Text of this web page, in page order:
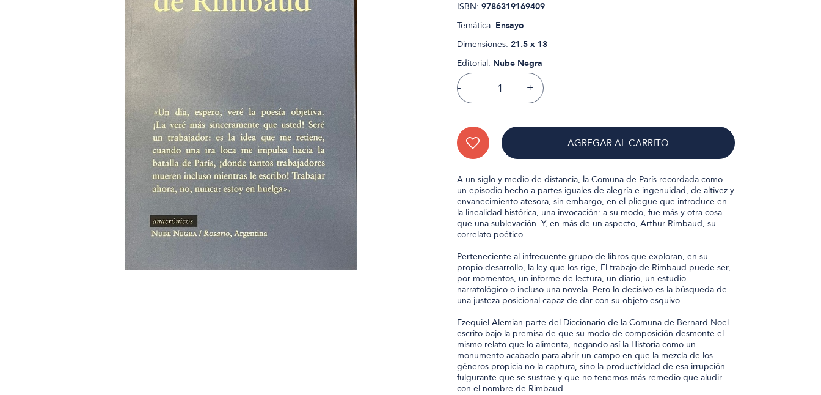
ISBN: 9786319169409
Temática: Ensayo
Dimensiones: 21.5 x 13
Editorial: Nube Negra
- +
AGREGAR AL CARRITO
A un siglo y medio de distancia, la Comuna de París recordada como
un episodio hecho a partes iguales de alegría e ingenuidad, de altivez y
envanecimiento atesora, sin embargo, en el pliegue que introduce en
la linealidad histórica, una invocación: a su modo, fue más y otra cosa
que una sublevación. Y, en más de un aspecto, Arthur Rimbaud, su
correlato poético.
Perteneciente al infrecuente grupo de libros que exploran, en su
propio desarrollo, la ley que los rige, El trabajo de Rimbaud puede ser,
por momentos, un informe de lectura, un diario, un estudio
narratológico o incluso una novela. Pero lo decisivo es la búsqueda de
una justeza posicional capaz de dar con su objeto esquivo.
Ezequiel Alemian parte del Diccionario de la Comuna de Bernard Noël
escrito bajo la premisa de que su modo de composición desmonte el
mismo relato que lo alimenta, negando así la Historia como un
monumento acabado para abrir un campo en que la mezcla de los
géneros propicia no la captura, sino la productividad de esa irrupción
fulgurante que se sustrae y que no tenemos más remedio que aludir
con el nombre de Rimbaud.